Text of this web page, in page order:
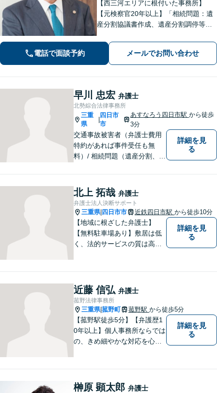
【西三河エリアに根付いた事務所】
【元検察官20年以上】「相続問題：遺
産分割協議書作成、遺産分割調停等を
税理士・社労士がいます】不当解雇・
未払い残業代・就業規則の整備など対
応【当日/夜間/土日対応可】
電話で面談予約 メールでお問い合わせ
早川 忠宏 弁護士
北勢綜合法律事務所
三重
県
四日市
市
あすなろう四日市駅 から徒歩
3分
交通事故被害者（弁護士費用
特約があれば事件受任も無
料）/ 相続問題（遺産分割、遺
さい。
詳細を見
る
北上 拓哉 弁護士
弁護士法人決断サポート
三重県| 四日市市 近鉄四日市駅 から徒歩10分
【地域に根ざした弁護士】
【無料駐車場あり】敷居は低
く、法的サービスの質は高く
題／離婚問題／相続問題／企
業法務など、幅広く対応可
能。【明確な料金体系】どう
ぞご連絡ください。
詳細を見
る
近藤 信弘 弁護士
菰野法律事務所
三重県|菰野町 菰野駅 から徒歩5分
【菰野駅徒歩5分】【弁護歴1
0年以上】個人事務所ならでは
の、きめ細やかな対応を心が
行います！【完全個室】
詳細を見
る
榊原 顕太郎 弁護士